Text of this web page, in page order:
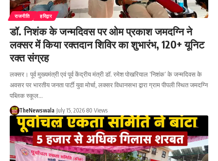
राजनीति हरिद्वार
डॉ. निशंक के जन्मदिवस पर ओम प्रकाश जमदग्नि ने
लक्सर में किया रक्तदान शिविर का शुभारंभ, 120+ यूनिट
रक्त संग्रह
लक्सर। पूर्व मुख्यमंत्री एवं पूर्व केंद्रीय मंत्री डॉ. रमेश पोखरियाल ‘निशंक’ के जन्मदिवस के
अवसर पर भारतीय जनता पार्टी युवा मोर्चा, लक्सर विधानसभा द्वारा ग्राम पीपली स्थित जमदग्नि
पब्लिक स्कूल…
TheNewswala July 15, 2026 80 Views